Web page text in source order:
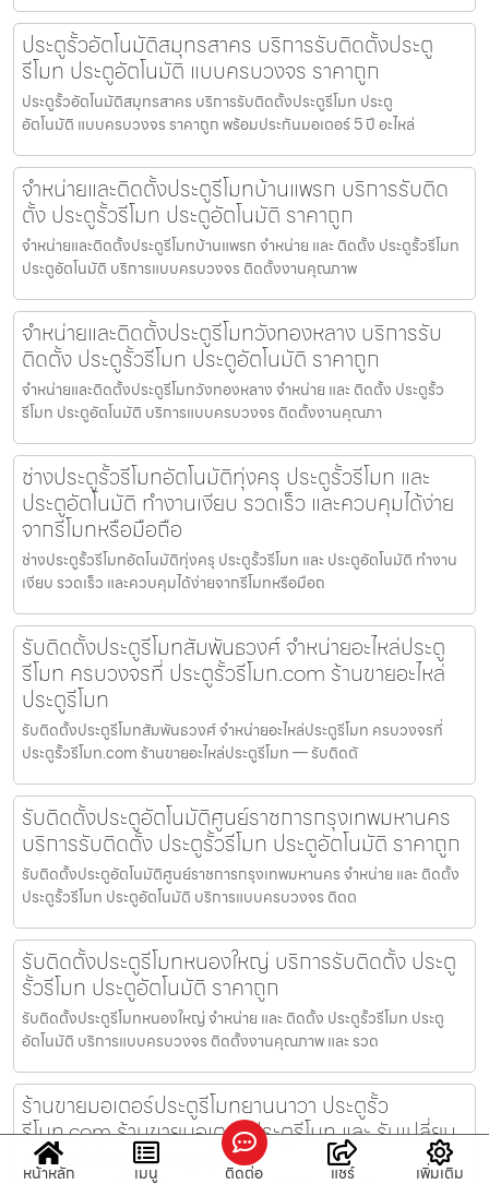
ประตูรั้วอัตโนมัติสมุทรสาคร บริการรับติดตั้งประตู
รีโมท ประตูอัตโนมัติ แบบครบวงจร ราคาถูก
ประตูรั้วอัตโนมัติสมุทรสาคร บริการรับติดตั้งประตูรีโมท ประตู
อัตโนมัติ แบบครบวงจร ราคาถูก พร้อมประกันมอเตอร์ 5 ปี อะไหล่
จำหน่ายและติดตั้งประตูรีโมทบ้านแพรก บริการรับติด
ตั้ง ประตูรั้วรีโมท ประตูอัตโนมัติ ราคาถูก
จำหน่ายและติดตั้งประตูรีโมทบ้านแพรก จำหน่าย และ ติดตั้ง ประตูรั้วรีโมท
ประตูอัตโนมัติ บริการแบบครบวงจร ติดตั้งงานคุณภาพ
จำหน่ายและติดตั้งประตูรีโมทวังทองหลาง บริการรับ
ติดตั้ง ประตูรั้วรีโมท ประตูอัตโนมัติ ราคาถูก
จำหน่ายและติดตั้งประตูรีโมทวังทองหลาง จำหน่าย และ ติดตั้ง ประตูรั้ว
รีโมท ประตูอัตโนมัติ บริการแบบครบวงจร ติดตั้งงานคุณภา
ช่างประตูรั้วรีโมทอัตโนมัติทุ่งครุ ประตูรั้วรีโมท และ
ประตูอัตโนมัติ ทำงานเงียบ รวดเร็ว และควบคุมได้ง่าย
จากรีโมทหรือมือถือ
ช่างประตูรั้วรีโมทอัตโนมัติทุ่งครุ ประตูรั้วรีโมท และ ประตูอัตโนมัติ ทำงาน
เงียบ รวดเร็ว และควบคุมได้ง่ายจากรีโมทหรือมือถ
รับติดตั้งประตูรีโมทสัมพันธวงศ์ จำหน่ายอะไหล่ประตู
รีโมท ครบวงจรที่ ประตูรั้วรีโมท.com ร้านขายอะไหล่
ประตูรีโมท
รับติดตั้งประตูรีโมทสัมพันธวงศ์ จำหน่ายอะไหล่ประตูรีโมท ครบวงจรที่
ประตูรั้วรีโมท.com ร้านขายอะไหล่ประตูรีโมท — รับติดตั
รับติดตั้งประตูอัตโนมัติศูนย์ราชการกรุงเทพมหานคร
บริการรับติดตั้ง ประตูรั้วรีโมท ประตูอัตโนมัติ ราคาถูก
รับติดตั้งประตูอัตโนมัติศูนย์ราชการกรุงเทพมหานคร จำหน่าย และ ติดตั้ง
ประตูรั้วรีโมท ประตูอัตโนมัติ บริการแบบครบวงจร ติดต
รับติดตั้งประตูรีโมทหนองใหญ่ บริการรับติดตั้ง ประตู
รั้วรีโมท ประตูอัตโนมัติ ราคาถูก
รับติดตั้งประตูรีโมทหนองใหญ่ จำหน่าย และ ติดตั้ง ประตูรั้วรีโมท ประตู
อัตโนมัติ บริการแบบครบวงจร ติดตั้งงานคุณภาพ และ รวด
ร้านขายมอเตอร์ประตูรีโมทยานนาวา ประตูรั้ว
รีโมท.com ร้านขายมอเตอร์ประตูรีโมท และ รับเปลี่ยน
มอเตอร์ประตูรีโมท ทุกรุ่น
หน้าหลัก เมนู ติดต่อ แชร์ เพิ่มเติม